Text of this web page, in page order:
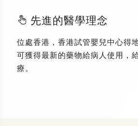
先進的醫學理念
位處香港，香港試管嬰兒中心得
可獲得最新的藥物給病人使用，
療。